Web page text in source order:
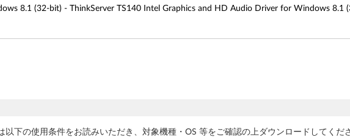
8.1 (32-bit) - ThinkServer TS140 Intel Graphics and HD Audio Driver for Windows 8.1
下の使用条件をお読みいただき、対象機種・OS 等をご確認の上ダウンロードしてくだ